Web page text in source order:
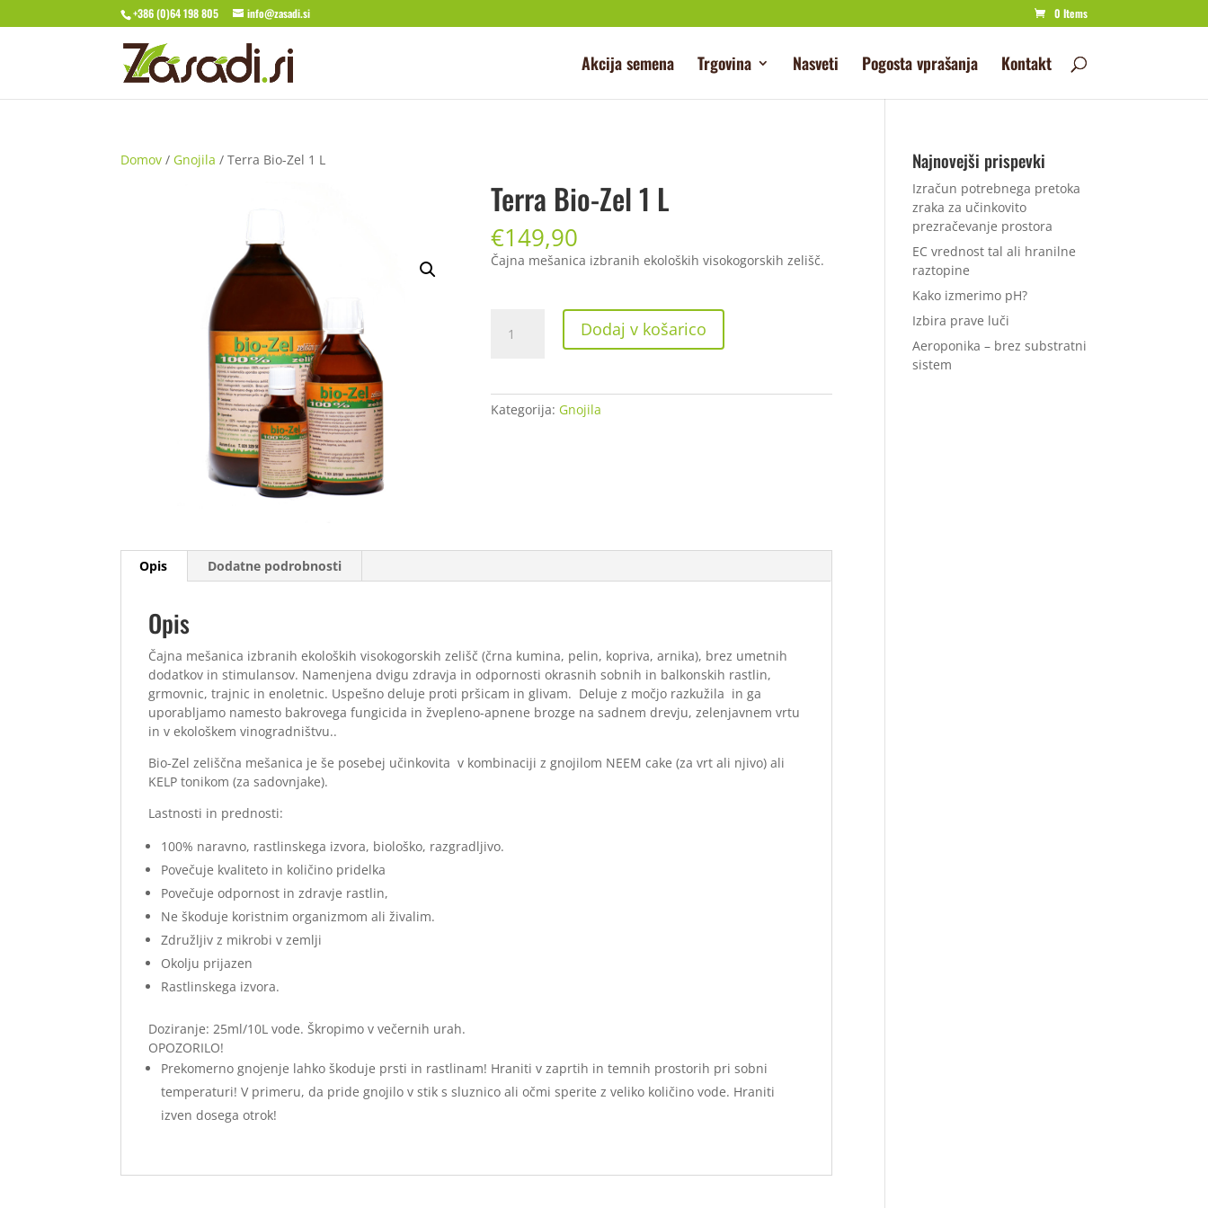
+386 (0)64 198 805 info@zasadi.si 0 Items
Akcija semena Trgovina Nasveti Pogosta vprašanja Kontakt
Domov / Gnojila / Terra Bio-Zel 1 L
Terra Bio-Zel 1 L
€149,90
Čajna mešanica izbranih ekoloških visokogorskih zelišč.
Bio-
L
količina
Dodaj v košarico
Kategorija: Gnojila
Opis Dodatne podrobnosti
Opis
Čajna mešanica izbranih ekoloških visokogorskih zelišč (črna kumina, pelin, kopriva, arnika), brez umetnih
dodatkov in stimulansov. Namenjena dvigu zdravja in odpornosti okrasnih sobnih in balkonskih rastlin,
grmovnic, trajnic in enoletnic. Uspešno deluje proti pršicam in glivam. Deluje z močjo razkužila in ga
uporabljamo namesto bakrovega fungicida in žvepleno-apnene brozge na sadnem drevju, zelenjavnem vrtu
in v ekološkem vinogradništvu..
Bio-Zel zeliščna mešanica je še posebej učinkovita v kombinaciji z gnojilom NEEM cake (za vrt ali njivo) ali
KELP tonikom (za sadovnjake).
Lastnosti in prednosti:
100% naravno, rastlinskega izvora, biološko, razgradljivo.
Povečuje kvaliteto in količino pridelka
Povečuje odpornost in zdravje rastlin,
Ne škoduje koristnim organizmom ali živalim.
Združljiv z mikrobi v zemlji
Okolju prijazen
Rastlinskega izvora.
Doziranje: 25ml/10L vode. Škropimo v večernih urah.
OPOZORILO!
Prekomerno gnojenje lahko škoduje prsti in rastlinam! Hraniti v zaprtih in temnih prostorih pri sobni
temperaturi! V primeru, da pride gnojilo v stik s sluznico ali očmi sperite z veliko količino vode. Hraniti
izven dosega otrok!
Najnovejši prispevki
Izračun potrebnega pretoka
zraka za učinkovito
prezračevanje prostora
EC vrednost tal ali hranilne
raztopine
Kako izmerimo pH?
Izbira prave luči
Aeroponika – brez substratni
sistem